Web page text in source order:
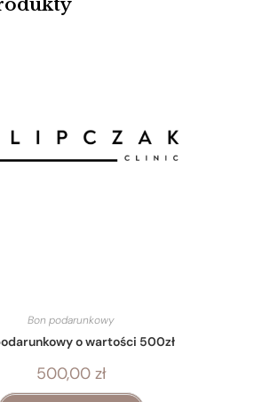
Bon podarunkowy
o wartości 500zł
500,00 zł